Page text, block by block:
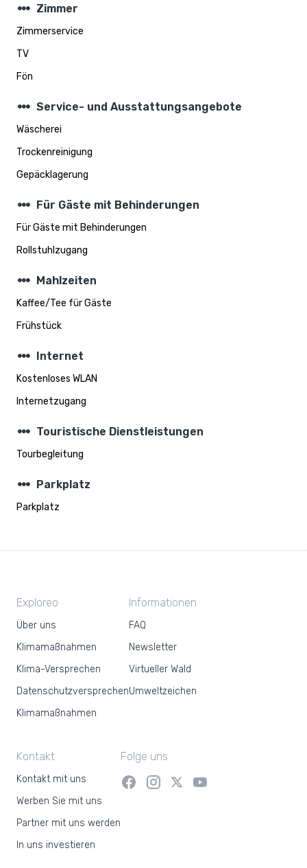
steppers Zimmer
Zimmerservice
TV
Fön
steppers Service- und Ausstattungsangebote
Wäscherei
Trockenreinigung
Gepäcklagerung
steppers Für Gäste mit Behinderungen
Für Gäste mit Behinderungen
Rollstuhlzugang
steppers Mahlzeiten
Kaffee/Tee für Gäste
Frühstück
steppers Internet
Kostenloses WLAN
Internetzugang
steppers Touristische Dienstleistungen
Tourbegleitung
steppers Parkplatz
Parkplatz
Exploreo
Über uns
Klimamaßnahmen
Klima-Versprechen
Datenschutzversprechen
Klimamaßnahmen
Informationen
FAQ
Newsletter
Virtueller Wald
Umweltzeichen
Kontakt
Kontakt mit uns
Werben Sie mit uns
Partner mit uns werden
In uns investieren
Folge uns